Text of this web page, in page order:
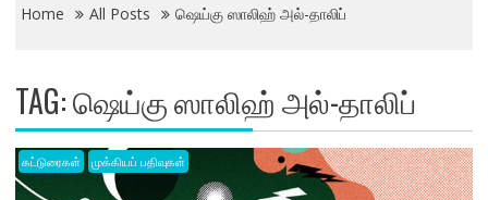
Home All Posts ஷெய்கு ஸாலிஹ் அல்-தாலிப்
TAG:ஷெய்கு ஸாலிஹ் அல்-தாலிப்
கட்டுரைகள் முக்கியப் பதிவுகள்